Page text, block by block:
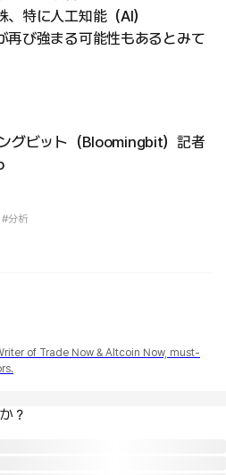
特に人工知能（AI）
再び強まる可能性もあるとみて
グビット（Bloomingbit）記者
#分析
of Trade Now & Altcoin Now, must-
？